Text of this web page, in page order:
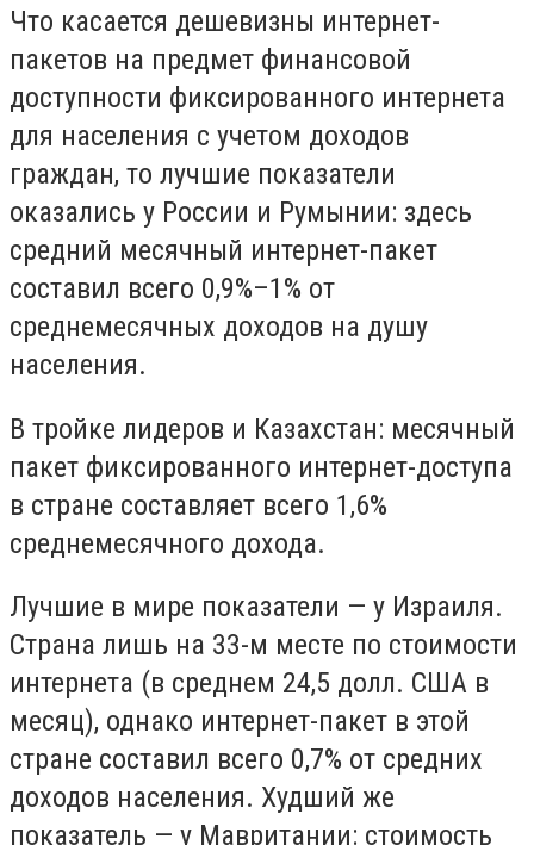
Что касается дешевизны интернет-
пакетов на предмет финансовой
доступности фиксированного интернета
для населения с учетом доходов
граждан, то лучшие показатели
оказались у России и Румынии: здесь
средний месячный интернет-пакет
составил всего 0,9%–1% от
среднемесячных доходов на душу
населения.
В тройке лидеров и Казахстан: месячный
пакет фиксированного интернет-доступа
в стране составляет всего 1,6%
среднемесячного дохода.
Лучшие в мире показатели — у Израиля.
Страна лишь на 33-м месте по стоимости
интернета (в среднем 24,5 долл. США в
месяц), однако интернет-пакет в этой
стране составил всего 0,7% от средних
доходов населения. Худший же
показатель — у Мавритании: стоимость